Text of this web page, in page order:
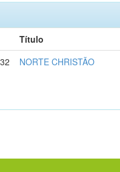
Título
NORTE CHRISTÃO